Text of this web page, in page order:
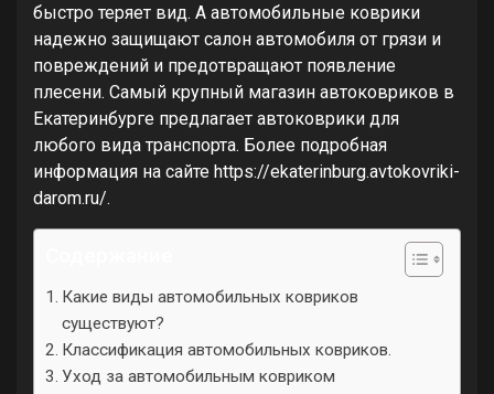
быстро теряет вид. А автомобильные коврики
надежно защищают салон автомобиля от грязи и
повреждений и предотвращают появление
плесени. Самый крупный магазин автоковриков в
Екатеринбурге предлагает автоковрики для
любого вида транспорта. Более подробная
информация на сайте https://ekaterinburg.avtokovriki-
darom.ru/.
Какие виды автомобильных ковриков
существуют?
Классификация автомобильных ковриков.
Уход за автомобильным ковриком